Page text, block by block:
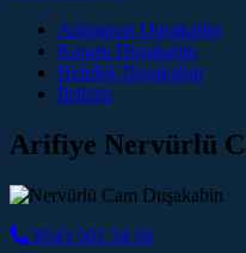
Main Navigation
Adapazarı Duşakabin
Karasu Duşakabin
Hendek Duşakabin
İletişim
Arifiye Nervürlü
0543 501 54 34